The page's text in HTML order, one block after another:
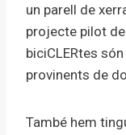
un parell de
projecte pilot de
biciCLERtes
provinents de
També hem